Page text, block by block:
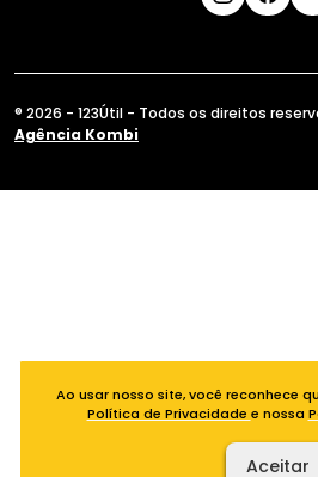
® 2026 - 123Útil - Todos os direitos
Agência Kombi
Ao usar nosso site, você reconhece
Política de Privacidade e nossa
Aceitar